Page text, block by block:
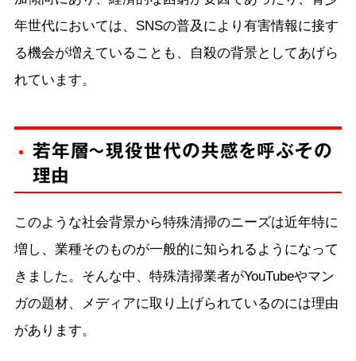
年世代においては、SNSの普及により有害情報に接す
る機会が増えていることも、自殺の背景としてあげら
れています。
若年層～現役世代の共感を呼ぶその
理由
このような社会背景から特殊清掃のニーズは近年特に
増し、業種そのものが一般的に知られるようになって
きました。そんな中、特殊清掃業者がYouTubeやマン
ガの題材、メディアに取り上げられているのには理由
があります。